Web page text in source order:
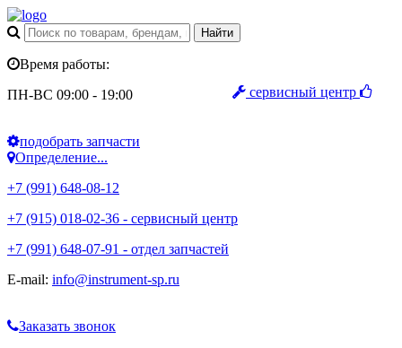
сервисный центр
Время работы:
ПН-ВС 09:00 - 19:00
подобрать запчасти
Определение...
+7 (991) 648-08-12
+7 (915) 018-02-36 - сервисный центр
+7 (991) 648-07-91 - отдел запчастей
E-mail: info@instrument-sp.ru
Заказать звонок